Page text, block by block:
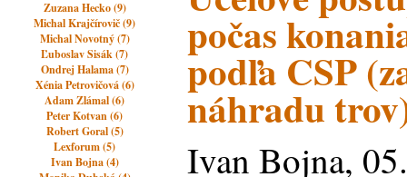
Zuzana Hecko (9)
Michal Krajčírovič (9)
Michal Novotný (7)
Ľuboslav Sisák (7)
Ondrej Halama (7)
Xénia Petrovičová (6)
Adam Zlámal (6)
Peter Kotvan (6)
Robert Goral (5)
Lexforum (5)
Ivan Bojna (4)
počas
podľa CSP
náhradu
Ivan Bojna,